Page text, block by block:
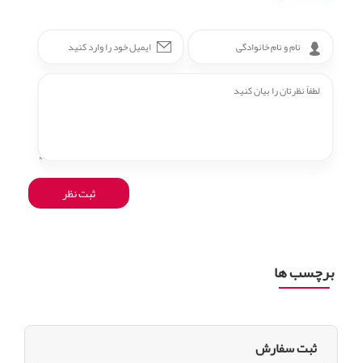
برچسب ها
ثبت سفارش